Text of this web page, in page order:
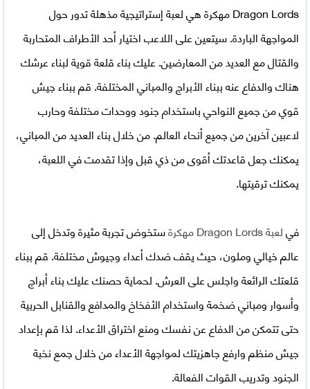
Dragon Lords مهكرة
هي لعبة إستراتيجية مذهلة تدور حول
المواجهة الباردة. سيتعين على اللاعب اختيار أحد الأطراف المتحاربة
والقتال مع العديد من المعارضين. عليك بناء قلعة قوية لبناء عرشك
هناك والدفاع عنه ببناء الأبراج والمباني المختلفة. قم ببناء جيش
قوي من جميع النواحي باستخدام جنود ووحدات مختلفة وحارب
لاعبين آخرين من جميع أنحاء العالم. من خلال بناء العديد من المباني،
يمكنك جعل قاعدتك أقوى من ذي قبل وإذا تقدمت في اللعبة،
يمكنك ترقيتها.
فيلعبة Dragon Lords مهكرة
ستخوض تجربة مثيرة وتدخل إلى
عالم خيالي وملون، حيث يقف ضدك أعداء وجيوش مختلفة. قم ببناء
قلعتك الرائعة واجلس على العرش. لحماية حصنك عليك بناء أبراج
وأسوار ومباني ضخمة واستخدام الأفخاخ والمدافع والقنابل الحربية
حتى تتمكن من الدفاع عن نفسك ومنع اختراق الأعداء. لذا قم بإعداد
جيش منظم وارفع جاهزيتك لمواجهة الأعداء من خلال جمع نخبة
الجنود وتدريب القوات الفعالة.